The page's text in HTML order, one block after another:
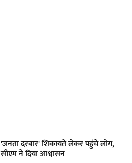
'जनता दरबार' शिकायतें लेकर पहुंचे लोग,
सीएम ने दिया आश्वासन